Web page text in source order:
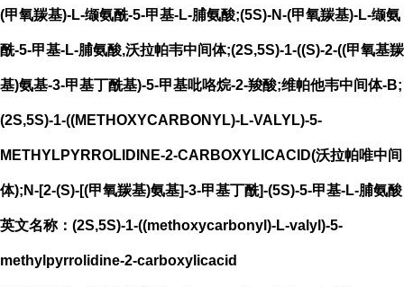
(甲氧羰基)-L-缬氨酰-5-甲基-L-脯氨酸;(5S)-N-(甲氧羰基)-L-缬氨
酰-5-甲基-L-脯氨酸,沃拉帕韦中间体;(2S,5S)-1-((S)-2-((甲氧基羰
基)氨基-3-甲基丁酰基)-5-甲基吡咯烷-2-羧酸;维帕他韦中间体-B;
(2S,5S)-1-((METHOXYCARBONYL)-L-VALYL)-5-
METHYLPYRROLIDINE-2-CARBOXYLICACID(沃拉帕唯中间
体);N-[2-(S)-[(甲氧羰基)氨基]-3-甲基丁酰]-(5S)-5-甲基-L-脯氨酸
英文名称：(2S,5S)-1-((methoxycarbonyl)-L-valyl)-5-
methylpyrrolidine-2-carboxylicacid